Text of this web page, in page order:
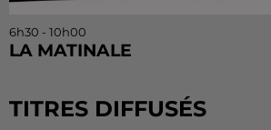
6h30 - 10h00
LA MATINALE
TITRES DIFFUSÉS